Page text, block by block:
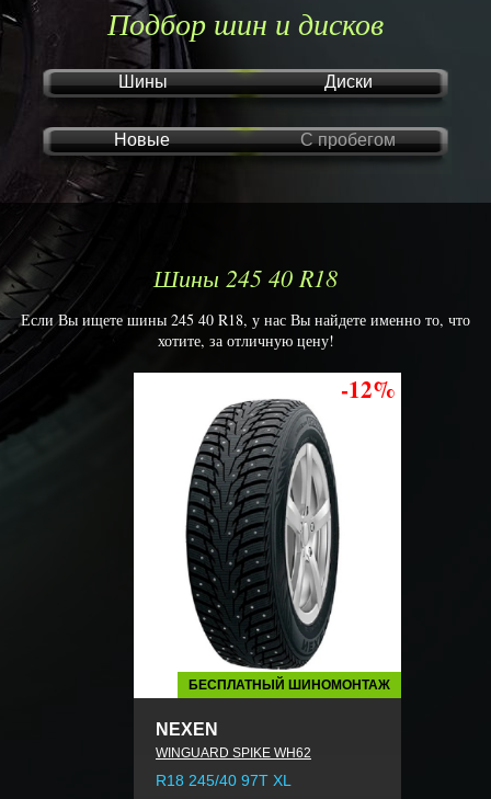
Подбор шин и дисков
Шины Диски
Новые С пробегом
Шины 245 40 R18
Если Вы ищете шины 245 40 R18, у нас Вы найдете именно то, что
хотите, за отличную цену!
-12%
БЕСПЛАТНЫЙ ШИНОМОНТАЖ
NEXEN
WINGUARD SPIKE WH62
R18 245/40 97T XL